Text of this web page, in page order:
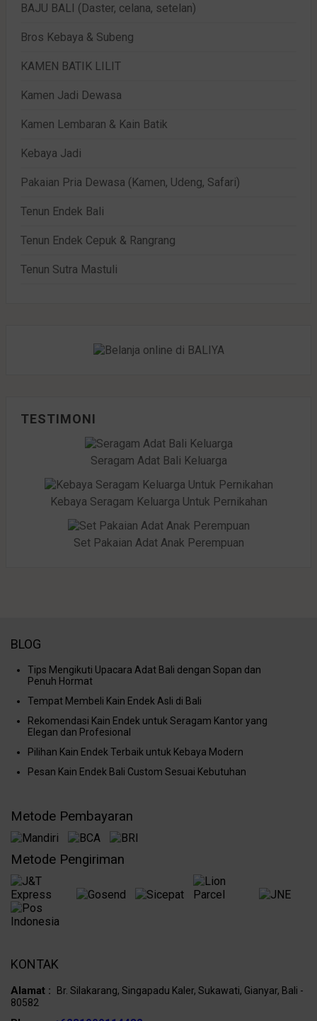
BAJU BALI (Daster, celana, setelan)
Bros Kebaya & Subeng
KAMEN BATIK LILIT
Kamen Jadi Dewasa
Kamen Lembaran & Kain Batik
Kebaya Jadi
Pakaian Pria Dewasa (Kamen, Udeng, Safari)
Tenun Endek Bali
Tenun Endek Cepuk & Rangrang
Tenun Sutra Mastuli
TESTIMONI
Seragam Adat Bali Keluarga
Kebaya Seragam Keluarga Untuk Pernikahan
Set Pakaian Adat Anak Perempuan
BLOG
Tips Mengikuti Upacara Adat Bali dengan Sopan dan
Penuh Hormat
Tempat Membeli Kain Endek Asli di Bali
Rekomendasi Kain Endek untuk Seragam Kantor yang
Elegan dan Profesional
Pilihan Kain Endek Terbaik untuk Kebaya Modern
Pesan Kain Endek Bali Custom Sesuai Kebutuhan
Metode Pembayaran
Metode Pengiriman
KONTAK
Alamat :
Br. Silakarang, Singapadu Kaler, Sukawati, Gianyar, Bali -
80582